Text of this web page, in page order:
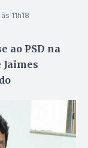
11h18
ao PSD na